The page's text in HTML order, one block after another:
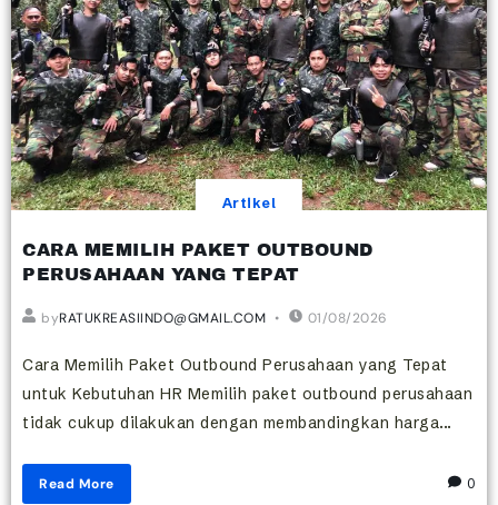
Artikel
CARA MEMILIH PAKET OUTBOUND
PERUSAHAAN YANG TEPAT
byRATUKREASIINDO@GMAIL.COM 01/08/2026
Cara Memilih Paket Outbound Perusahaan yang Tepat
untuk Kebutuhan HR Memilih paket outbound perusahaan
tidak cukup dilakukan dengan membandingkan harga...
Read More 0